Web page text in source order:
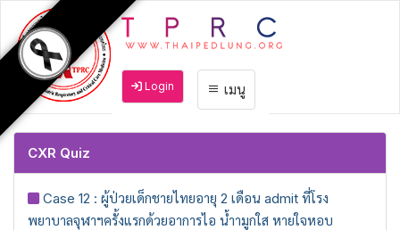
เมนู
Login
CXR Quiz
Case 12 : ผู้ป่วยเด็กชายไทยอายุ 2 เดือน admit ที่โรง
พยาบาลจุฬาฯครั้งแรกด้วยอาการไอ น้ำามูกใส หายใจหอบ